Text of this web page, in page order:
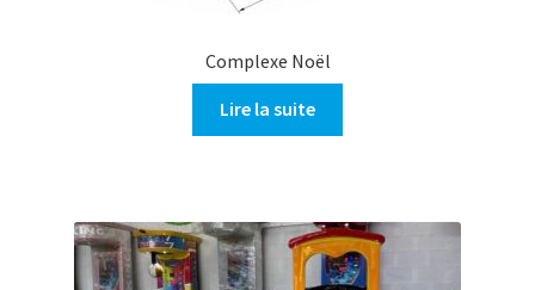
Complexe Noël
Lire la suite